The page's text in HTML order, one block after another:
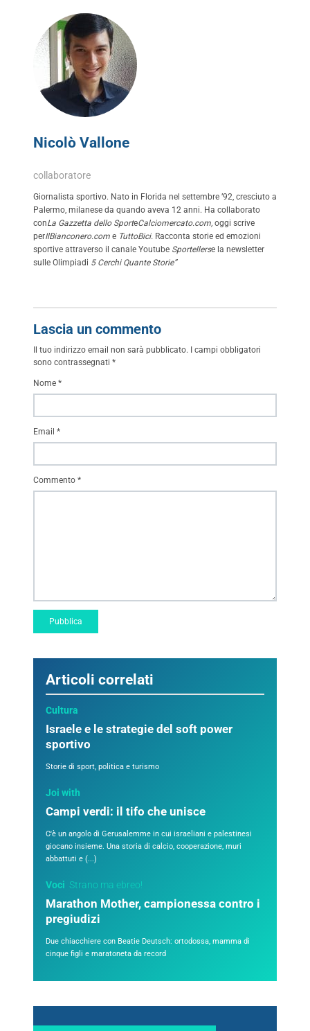
Articoli correlati
Cultura
Israele e le strategie del soft power
sportivo
Storie di sport, politica e turismo
Joi with
Campi verdi: il tifo che unisce
C'è un angolo di Gerusalemme in cui israeliani e palestinesi
giocano insieme. Una storia di calcio, cooperazione, muri
abbattuti e (...)
Voci Strano ma ebreo!
Marathon Mother, campionessa contro i
pregiudizi
Due chiacchiere con Beatie Deutsch: ortodossa, mamma di
cinque figli e maratoneta da record
Nicolò Vallone
collaboratore
Giornalista sportivo. Nato in Florida nel settembre ’92, cresciuto a
Palermo, milanese da quando aveva 12 anni. Ha collaborato
conLa Gazzetta dello SporteCalciomercato.com, oggi scrive
perIlBianconero.com e TuttoBici. Racconta storie ed emozioni
sportive attraverso il canale Youtube Sportellerse la newsletter
sulle Olimpiadi 5 Cerchi Quante Storie”
Lascia un commento
Il tuo indirizzo email non sarà pubblicato. I campi obbligatori
sono contrassegnati *
Commento *
Nome *
Email *